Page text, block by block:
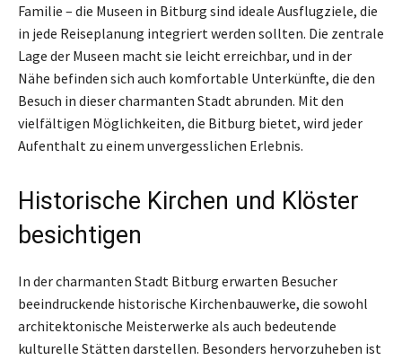
Familie – die Museen in Bitburg sind ideale Ausflugziele, die
in jede Reiseplanung integriert werden sollten. Die zentrale
Lage der Museen macht sie leicht erreichbar, und in der
Nähe befinden sich auch komfortable Unterkünfte, die den
Besuch in dieser charmanten Stadt abrunden. Mit den
vielfältigen Möglichkeiten, die Bitburg bietet, wird jeder
Aufenthalt zu einem unvergesslichen Erlebnis.
Historische Kirchen und Klöster
besichtigen
In der charmanten Stadt Bitburg erwarten Besucher
beeindruckende historische Kirchenbauwerke, die sowohl
architektonische Meisterwerke als auch bedeutende
kulturelle Stätten darstellen. Besonders hervorzuheben ist